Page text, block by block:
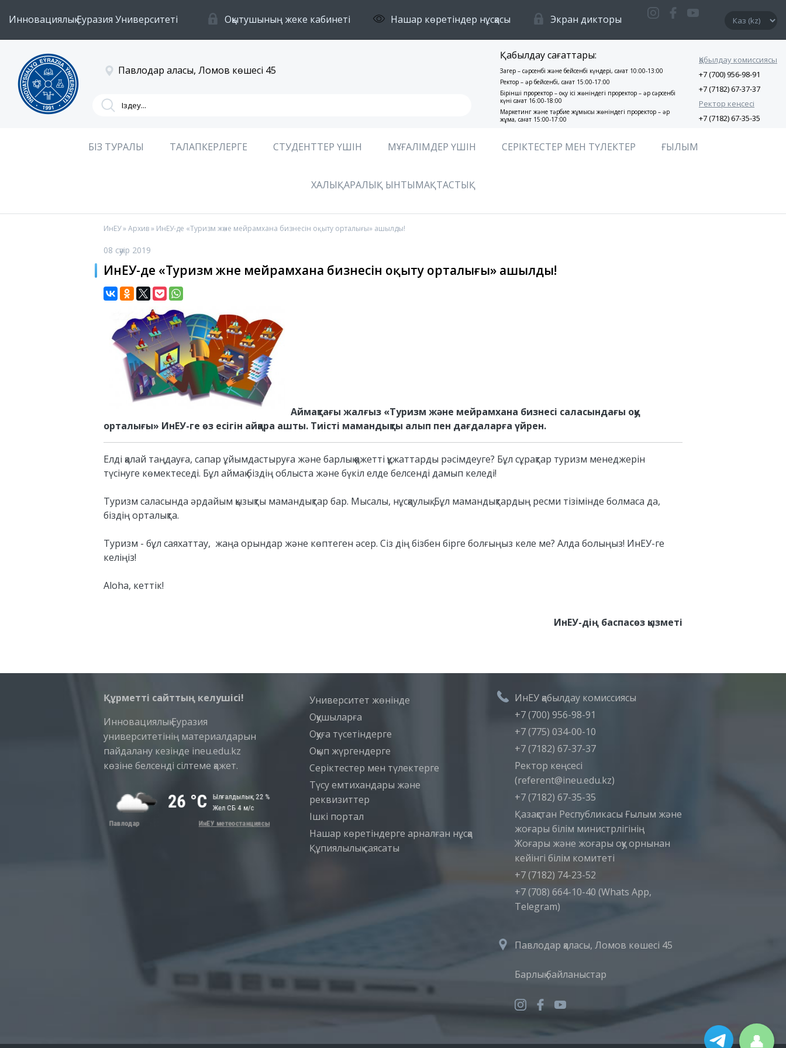
Инновациялық Еуразия Университеті Оқытушының жеке кабинеті Нашар көретіндер нұсқасы Экран дикторы
Павлодар қаласы, Ломов көшесі 45
Қабылдау сағаттары:
Заңгер – сәрсенбі және бейсенбі күндері, сағат 10:00-13:00
Ректор – әр бейсенбі, сағат 15:00-17:00
Бірінші проректор – оқу ісі жөніндегі проректор – әр сәрсенбі
күні сағат 16:00-18:00
Маркетинг және тәрбие жұмысы жөніндегі проректор – әр
жұма, сағат 15:00-17:00
Қабылдау комиссиясы
+7 (700) 956-98-91
+7 (7182) 67-37-37
Ректор кеңсесі
+7 (7182) 67-35-35
БІЗ ТУРАЛЫ ТАЛАПКЕРЛЕРГЕ СТУДЕНТТЕР ҮШІН МҰҒАЛІМДЕР ҮШІН СЕРІКТЕСТЕР МЕН ТҮЛЕКТЕР ҒЫЛЫМ
ХАЛЫҚАРАЛЫҚ ЫНТЫМАҚТАСТЫҚ
ИнЕУ»Архив» ИнЕУ-де «Туризм және мейрамхана бизнесін оқыту орталығы» ашылды!
08 сәуір 2019
ИнЕУ-де «Туризм және мейрамхана бизнесін оқыту орталығы» ашылды!
Аймақтағы жалғыз «Туризм және мейрамхана бизнесі саласындағы оқу
орталығы» ИнЕУ-ге өз есігін айқара ашты. Тиісті мамандықты алып пен дағдаларға үйрен.
Елді қалай таңдауға, сапар ұйымдастыруға және барлық қажетті құжаттарды рәсімдеуге? Бұл сұрақтар туризм менеджерін
түсінуге көмектеседі. Бұл аймақ біздің облыста және бүкіл елде белсенді дамып келеді!
Туризм саласында әрдайым қызықты мамандықтар бар. Мысалы, нұсқаулық. Бұл мамандықтардың ресми тізімінде болмаса да,
біздің орталықта.
Туризм - бұл саяхаттау, жаңа орындар және көптеген әсер. Сіз дің бізбен бірге болғыңыз келе ме? Алда болыңыз! ИнЕУ-ге
келіңіз!
Aloha, кеттік!
ИнЕУ-дің баспасөз қызметі
Құрметті сайттың келушісі!
Инновациялық Еуразия
университетінің материалдарын
пайдалану кезінде ineu.edu.kz
көзіне белсенді сілтеме қажет.
Университет жөнінде
Оқушыларға
Оқуға түсетіндерге
Оқып жүргендерге
Серіктестер мен түлектерге
Түсу емтихандары және
реквизиттер
Iшкi портал
Нашар көретіндерге арналған нұсқа
Құпиялылық саясаты
ИнЕУ қабылдау комиссиясы
+7 (700) 956-98-91
+7 (775) 034-00-10
+7 (7182) 67-37-37
Ректор кеңсесі
(referent@ineu.edu.kz)
+7 (7182) 67-35-35
Қазақстан Республикасы Ғылым және
жоғары білім министрлігінің
Жоғары және жоғары оқу орнынан
кейінгі білім комитеті
+7 (7182) 74-23-52
+7 (708) 664-10-40 (Whats App,
Telegram)
Павлодар қаласы, Ломов көшесі 45
Барлық байланыстар
👤